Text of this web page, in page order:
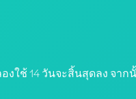
ใช้ 14 วันจะสิ้นสุดลง จากนั้